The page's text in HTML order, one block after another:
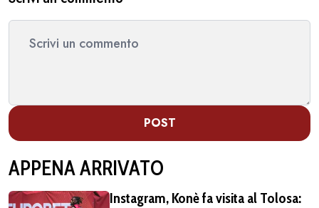
POST
APPENA ARRIVATO
Instagram, Konè fa visita al Tolosa: